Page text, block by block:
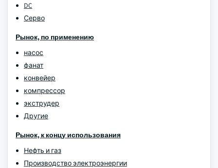
DC
Серво
Рынок, по применению
насос
фанат
конвейер
компрессор
экструдер
Другие
Рынок, к концу использования
Нефть и газ
Производство электроэнергии